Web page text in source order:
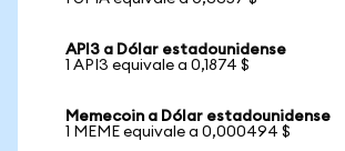
API3 a Dólar estadounidense
1 API3 equivale a 0,1874 $
Memecoin a Dólar estadounidense
1 MEME equivale a 0,000494 $